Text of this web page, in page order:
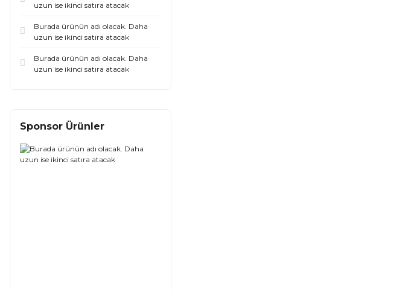
uzun ise ikinci satıra atacak
Burada ürünün adı olacak. Daha
uzun ise ikinci satıra atacak
Burada ürünün adı olacak. Daha
uzun ise ikinci satıra atacak
Sponsor Ürünler